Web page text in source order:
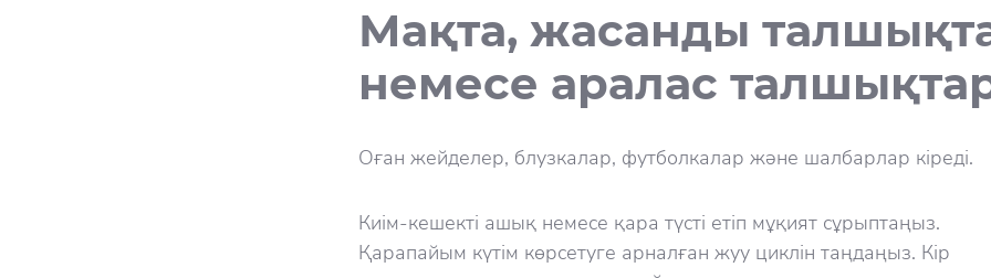
Мақта, жасанды
немесе аралас
Оған жейделер, блузкалар, футболкалар және шалбарлар кіреді.
Киім-кешекті ашық немесе қара түсті етіп мұқият сұрыптаңыз.
Қарапайым күтім көрсетуге арналған жуу циклін таңдаңыз. Кір